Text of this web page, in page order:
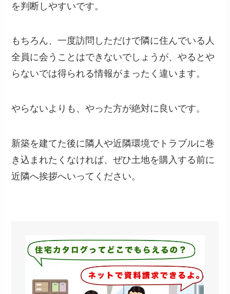
を判断しやすいです。
もちろん、一度訪問しただけで隣に住んでいる人
全員に会うことはできないでしょうが、やるとや
らないでは得られる情報がまったく違います。
やらないよりも、やった方が絶対に良いです。
新築を建てた後に隣人や近隣環境でトラブルに巻
き込まれたくなければ、ぜひ土地を購入する前に
近隣へ挨拶へいってください。